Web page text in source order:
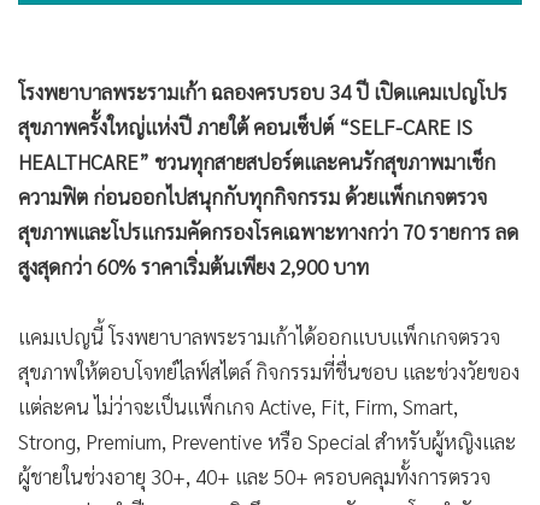
• กองทุนรวม
• Celeb Online
• Factcheck
• ญี่ปุ่น
• News1
• Gotomanager
โรงพยาบาลพระรามเก้า ฉลองครบรอบ 34 ปี เปิดแคมเปญโปร
สุขภาพครั้งใหญ่แห่งปี ภายใต้ คอนเซ็ปต์ “SELF-CARE IS
HEALTHCARE” ชวนทุกสายสปอร์ตและคนรักสุขภาพมาเช็ก
ความฟิต ก่อนออกไปสนุกกับทุกกิจกรรม ด้วยแพ็กเกจตรวจ
สุขภาพและโปรแกรมคัดกรองโรคเฉพาะทางกว่า 70 รายการ ลด
สูงสุดกว่า 60% ราคาเริ่มต้นเพียง 2,900 บาท
แคมเปญนี้ โรงพยาบาลพระรามเก้าได้ออกแบบแพ็กเกจตรวจ
สุขภาพให้ตอบโจทย์ไลฟ์สไตล์ กิจกรรมที่ชื่นชอบ และช่วงวัยของ
แต่ละคน ไม่ว่าจะเป็นแพ็กเกจ Active, Fit, Firm, Smart,
Strong, Premium, Preventive หรือ Special สำหรับผู้หญิงและ
ผู้ชายในช่วงอายุ 30+, 40+ และ 50+ ครอบคลุมทั้งการตรวจ